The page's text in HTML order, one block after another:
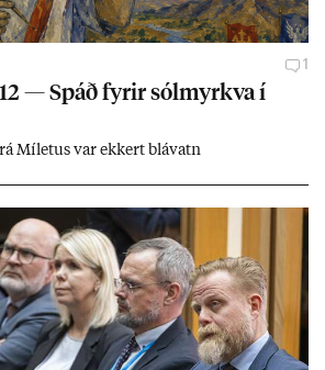
1
— Spáð fyr­ir sól­myrkva í
Míletus var ekk­ert blá­vatn